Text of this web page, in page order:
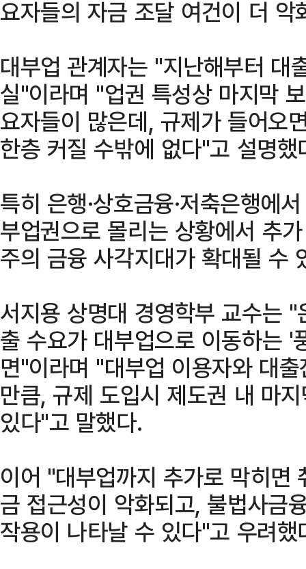
요자들의 자금 조달 여건이 더
대부업 관계자는 "지난해부터 대
실"이라며 "업권 특성상 마지막
요자들이 많은데, 규제가 들어오
한층 커질 수밖에 없다"고 설명했
특히 은행·상호금융·저축은행에
부업권으로 몰리는 상황에서 추
주의 금융 사각지대가 확대될 수
서지용 상명대 경영학부 교수는
출 수요가 대부업으로 이동하는 '
면"이라며 "대부업 이용자와 대
만큼, 규제 도입시 제도권 내 마
있다"고 말했다.
이어 "대부업까지 추가로 막히면
금 접근성이 악화되고, 불법사금
작용이 나타날 수 있다"고 우려했